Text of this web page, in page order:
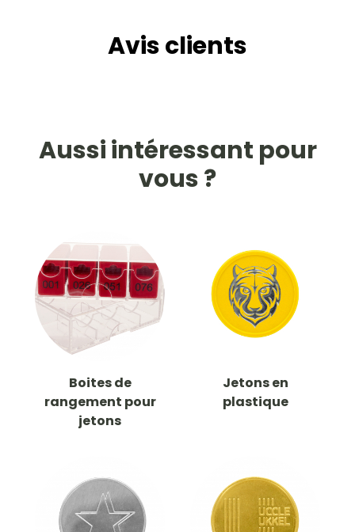
Avis clients
Aussi intéressant pour
vous ?
Boites de
rangement pour
jetons
Jetons en
plastique